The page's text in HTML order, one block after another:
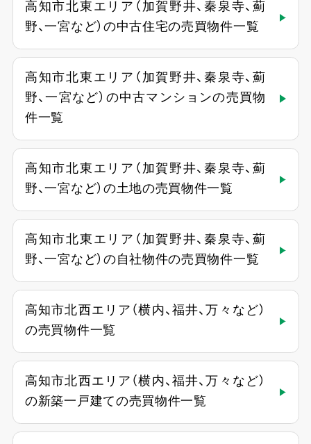
高知市北東エリア（加賀野井、秦泉寺、薊
野、一宮など）の中古住宅の売買物件一覧
高知市北東エリア（加賀野井、秦泉寺、薊
野、一宮など）の中古マンションの売買物
件一覧
高知市北東エリア（加賀野井、秦泉寺、薊
野、一宮など）の土地の売買物件一覧
高知市北東エリア（加賀野井、秦泉寺、薊
野、一宮など）の自社物件の売買物件一覧
高知市北西エリア（横内、福井、万々など）
の売買物件一覧
高知市北西エリア（横内、福井、万々など）
の新築一戸建ての売買物件一覧